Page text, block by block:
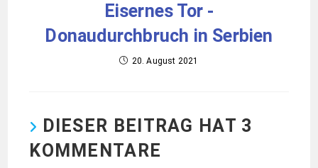
Eisernes Tor -
Donaudurchbruch in Serbien
20. August 2021
DIESER BEITRAG HAT 3
KOMMENTARE